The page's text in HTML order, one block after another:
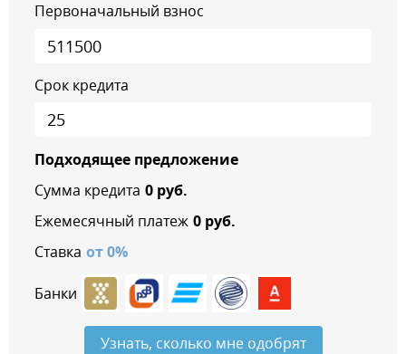
Первоначальный взнос
Срок кредита
Подходящее предложение
Сумма кредита 0руб.
Ежемесячный платеж 0руб.
Ставка от0%
Банки
Узнать, сколько мне одобрят